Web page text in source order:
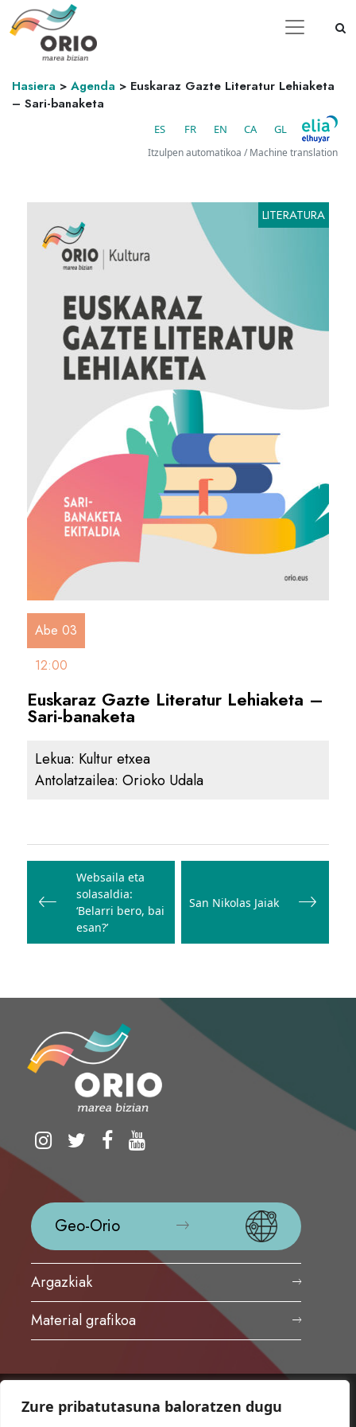
Zure pribatutasuna baloratzen dugu
Hasiera > Agenda > Euskaraz Gazte Literatur Lehiaketa
– Sari-banaketa
ES FR EN CA GL
Itzulpen automatikoa / Machine translation
LITERATURA
Abe 03
12:00
Euskaraz Gazte Literatur Lehiaketa –
Sari-banaketa
Lekua: Kultur etxea
Antolatzailea:Orioko Udala
Bidalketetan
zehar
nabigatu
Websaila eta
solasaldia:
‘Belarri bero, bai
esan?’
San Nikolas Jaiak
Geo-Orio
Argazkiak
Material grafikoa
ORIOKO UDALA